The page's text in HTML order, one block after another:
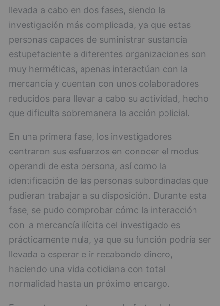
llevada a cabo en dos fases, siendo la
investigación más complicada, ya que estas
personas capaces de suministrar sustancia
estupefaciente a diferentes organizaciones son
muy herméticas, apenas interactúan con la
mercancía y cuentan con unos colaboradores
reducidos para llevar a cabo su actividad, hecho
que dificulta sobremanera la acción policial.
En una primera fase, los investigadores
centraron sus esfuerzos en conocer el modus
operandi de esta persona, así como la
identificación de las personas subordinadas que
pudieran trabajar a su disposición. Durante esta
fase, se pudo comprobar cómo la interacción
con la mercancía ilícita del investigado es
prácticamente nula, ya que su función podría ser
llevada a esperar e ir recabando dinero,
haciendo una vida cotidiana con total
normalidad hasta un próximo encargo.